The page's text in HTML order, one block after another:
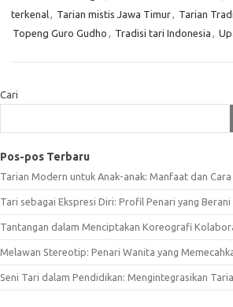
terkenal, Tarian mistis Jawa Timur, Tarian
Topeng Guro Gudho , Tradisi tari Indonesia ,
Cari
Pos-pos Terbaru
Tarian Modern untuk Anak-anak: Manfaat dan
Tari sebagai Ekspresi Diri: Profil Penari yang Berani
Tantangan dalam Menciptakan Koreografi
Melawan Stereotip: Penari Wanita yang
Seni Tari dalam Pendidikan: Mengintegrasikan